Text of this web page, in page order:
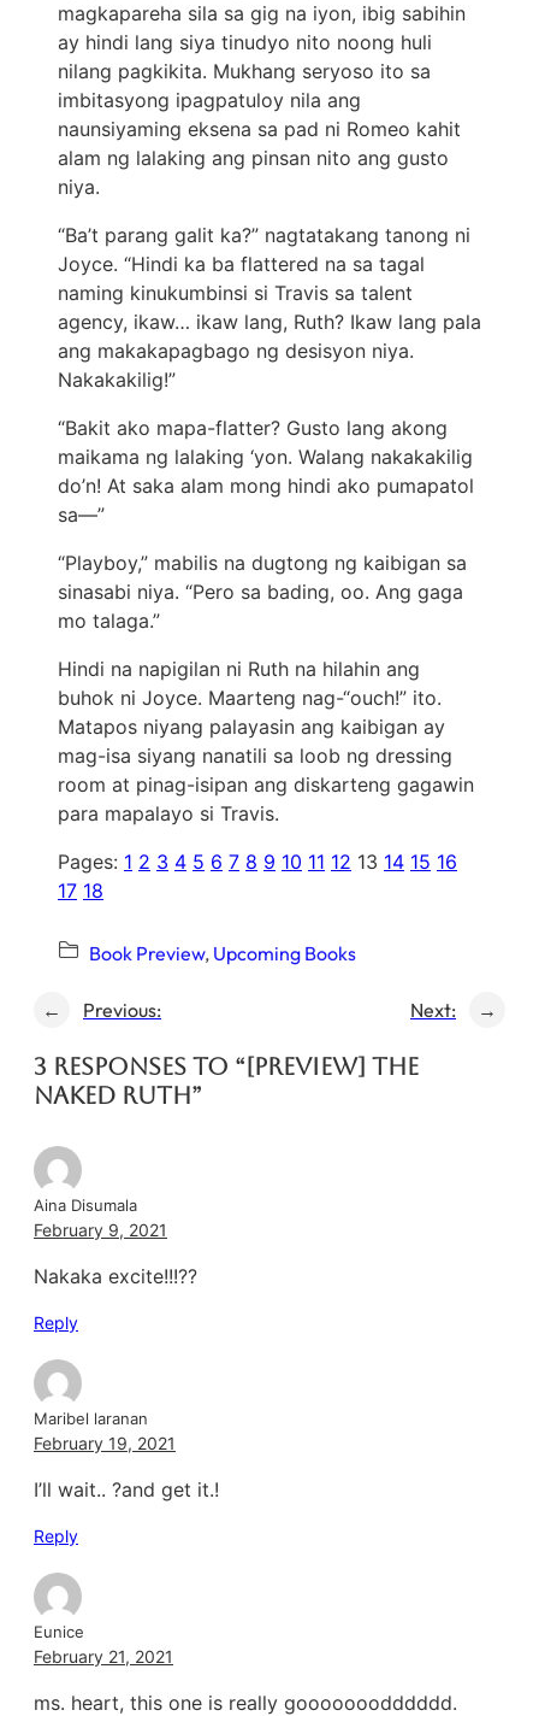
magkapareha sila sa gig na iyon, ibig sabihin
ay hindi lang siya tinudyo nito noong huli
nilang pagkikita. Mukhang seryoso ito sa
imbitasyong ipagpatuloy nila ang
naunsiyaming eksena sa pad ni Romeo kahit
alam ng lalaking ang pinsan nito ang gusto
niya.
“Ba’t parang galit ka?” nagtatakang tanong ni
Joyce. “Hindi ka ba flattered na sa tagal
naming kinukumbinsi si Travis sa talent
agency, ikaw… ikaw lang, Ruth? Ikaw lang pala
ang makakapagbago ng desisyon niya.
Nakakakilig!”
“Bakit ako mapa-flatter? Gusto lang akong
maikama ng lalaking ‘yon. Walang nakakakilig
do’n! At saka alam mong hindi ako pumapatol
sa—”
“Playboy,” mabilis na dugtong ng kaibigan sa
sinasabi niya. “Pero sa bading, oo. Ang gaga
mo talaga.”
Hindi na napigilan ni Ruth na hilahin ang
buhok ni Joyce. Maarteng nag-“ouch!” ito.
Matapos niyang palayasin ang kaibigan ay
mag-isa siyang nanatili sa loob ng dressing
room at pinag-isipan ang diskarteng gagawin
para mapalayo si Travis.
Pages: 1 2 3 4 5 6 7 8 9 10 11 12 13 14 15 16
17 18
Book Preview, Upcoming Books
← Previous: Next: →
3 responses to “[PREVIEW] The
Naked Ruth”
Aina Disumala
February 9, 2021
Nakaka excite!!!??
Reply
Maribel laranan
February 19, 2021
I’ll wait.. ?and get it.!
Reply
Eunice
February 21, 2021
ms. heart, this one is really gooooooodddddd.